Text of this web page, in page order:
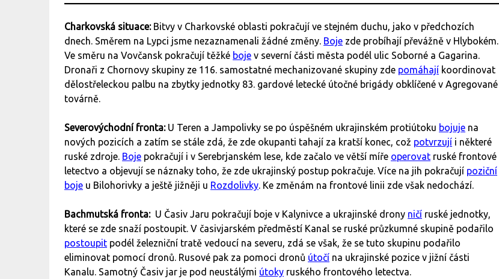
Charkovská situace: Bitvy v Charkovské oblasti pokračují ve stejném duchu, jako v předchozích
dnech. Směrem na Lypci jsme nezaznamenali žádné změny. Boje zde probíhají převážně v Hlybokém.
Ve směru na Vovčansk pokračují těžké boje v severní části města podél ulic Soborné a Gagarina.
Dronaři z Chornovy skupiny ze 116. samostatné mechanizované skupiny zde pomáhají koordinovat
dělostřeleckou palbu na zbytky jednotky 83. gardové letecké útočné brigády obklíčené v Agregované
továrně.
Severovýchodní fronta: U Teren a Jampolivky se po úspěšném ukrajinském protiútoku bojuje na
nových pozicích a zatím se stále zdá, že zde okupanti tahají za kratší konec, což potvrzují i některé
ruské zdroje. Boje pokračují i v Serebrjanském lese, kde začalo ve větší míře operovat ruské frontové
letectvo a objevují se náznaky toho, že zde ukrajinský postup pokračuje. Více na jih pokračují poziční
boje u Bilohorivky a ještě jižněji u Rozdolivky. Ke změnám na frontové linii zde však nedochází.
Bachmutská fronta: U Časiv Jaru pokračují boje v Kalynivce a ukrajinské drony ničí ruské jednotky,
které se zde snaží postoupit. V časivjarském předměstí Kanal se ruské průzkumné skupině podařilo
postoupit podél železniční tratě vedoucí na severu, zdá se však, že se tuto skupinu podařilo
eliminovat pomocí dronů. Rusové pak za pomoci dronů útočí na ukrajinské pozice v jižní části
Kanalu. Samotný Časiv jar je pod neustálými útoky ruského frontového letectva.